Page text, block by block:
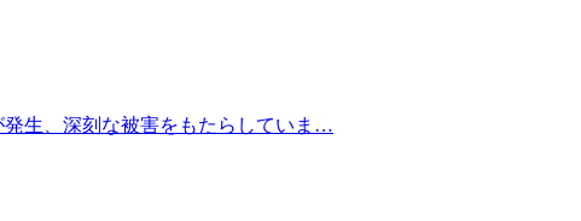
生、深刻な被害をもたらしていま…